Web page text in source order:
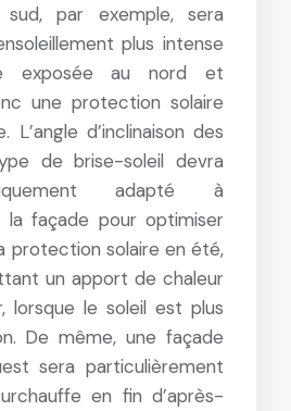
par exemple, sera
plus intense
exposée au nord et
une protection solaire
L’angle d’inclinaison des
de brise-soleil devra
adapté à
la façade pour optimiser
protection solaire en été,
un apport de chaleur
lorsque le soleil est plus
De même, une façade
sera particulièrement
en fin d’après-